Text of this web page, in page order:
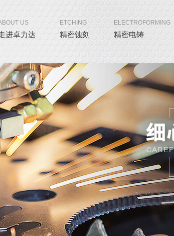
US
进卓力达
ETCHING
精密蚀刻
ELECTROFORMING
精密电铸